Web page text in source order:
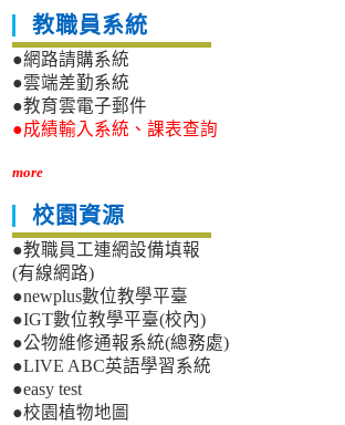
教職員系統
●網路請購系統
●雲端差勤系統
●教育雲電子郵件
●成績輸入系統、課表查詢
more
校園資源
●教職員工連網設備填報
(有線網路)
●newplus數位教學平臺
●IGT數位教學平臺(校內)
●公物維修通報系統(總務處)
●LIVE ABC英語學習系統
●easy test
●校園植物地圖